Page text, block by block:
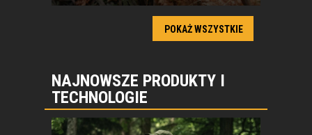
POKAŻ WSZYSTKIE
NAJNOWSZE PRODUKTY I
TECHNOLOGIE